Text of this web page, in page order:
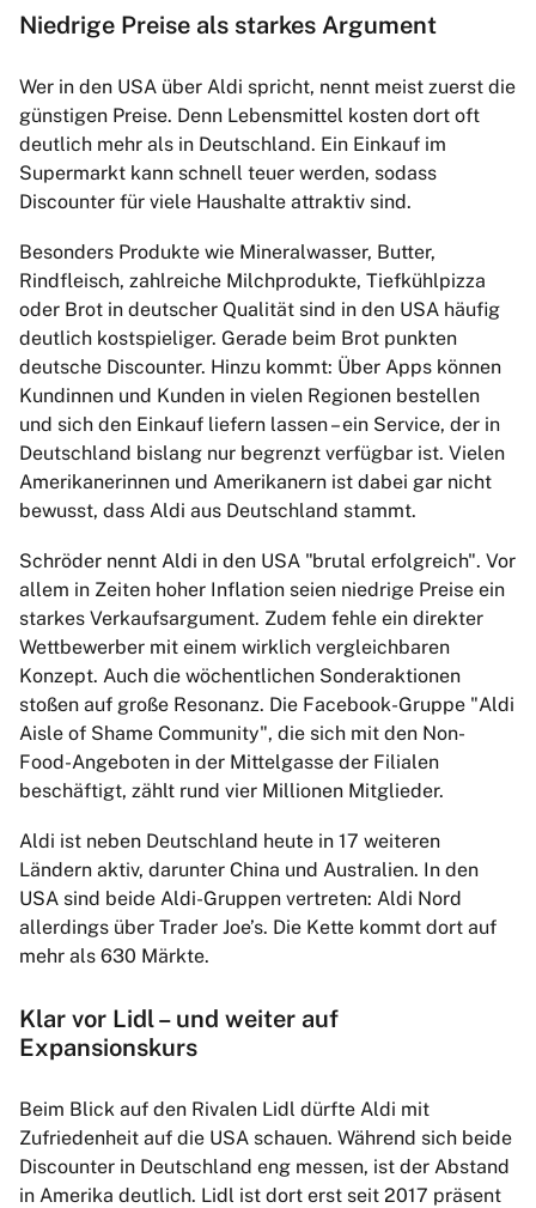
Niedrige Preise als starkes Argument
Wer in den USA über Aldi spricht, nennt meist zuerst die
günstigen Preise. Denn Lebensmittel kosten dort oft
deutlich mehr als in Deutschland. Ein Einkauf im
Supermarkt kann schnell teuer werden, sodass
Discounter für viele Haushalte attraktiv sind.
Besonders Produkte wie Mineralwasser, Butter,
Rindfleisch, zahlreiche Milchprodukte, Tiefkühlpizza
oder Brot in deutscher Qualität sind in den USA häufig
deutlich kostspieliger. Gerade beim Brot punkten
deutsche Discounter. Hinzu kommt: Über Apps können
Kundinnen und Kunden in vielen Regionen bestellen
und sich den Einkauf liefern lassen – ein Service, der in
Deutschland bislang nur begrenzt verfügbar ist. Vielen
Amerikanerinnen und Amerikanern ist dabei gar nicht
bewusst, dass Aldi aus Deutschland stammt.
Schröder nennt Aldi in den USA "brutal erfolgreich". Vor
allem in Zeiten hoher Inflation seien niedrige Preise ein
starkes Verkaufsargument. Zudem fehle ein direkter
Wettbewerber mit einem wirklich vergleichbaren
Konzept. Auch die wöchentlichen Sonderaktionen
stoßen auf große Resonanz. Die Facebook-Gruppe "Aldi
Aisle of Shame Community", die sich mit den Non-
Food-Angeboten in der Mittelgasse der Filialen
beschäftigt, zählt rund vier Millionen Mitglieder.
Aldi ist neben Deutschland heute in 17 weiteren
Ländern aktiv, darunter China und Australien. In den
USA sind beide Aldi-Gruppen vertreten: Aldi Nord
allerdings über Trader Joe’s. Die Kette kommt dort auf
mehr als 630 Märkte.
Klar vor Lidl – und weiter auf
Expansionskurs
Beim Blick auf den Rivalen Lidl dürfte Aldi mit
Zufriedenheit auf die USA schauen. Während sich beide
Discounter in Deutschland eng messen, ist der Abstand
in Amerika deutlich. Lidl ist dort erst seit 2017 präsent